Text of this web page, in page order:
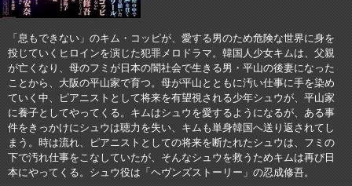
「息もできない」のキム・コッピが、愛する男のため危険な世界に身を
投じていくヒロインを演じた犯罪メロドラマ。韓国人少女キムは、父親
が亡くなり、母のフミが日本の闇社会で生きる男・平山の後妻になった
ことから、大阪の平山家で育つ。母が平山とともに汚い仕事に手を染め
ていく中、ピアニストとして将来を有望視される少年シュウが、平山家
に養子としてやってくる。キムはシュウを愛するようになるが、ある事
件をきっかけにシュウは聴力を失い、キムも単身韓国へ送り返されてし
まう。時は流れ、ピアニストとしての将来を断たれたシュウは、フミの
下で汚れ仕事をこなしていたが、そんなシュウを救うためキムは再び日
本にやってくる。シュウ役は「ヘヴンズストーリー」の忍成修吾。